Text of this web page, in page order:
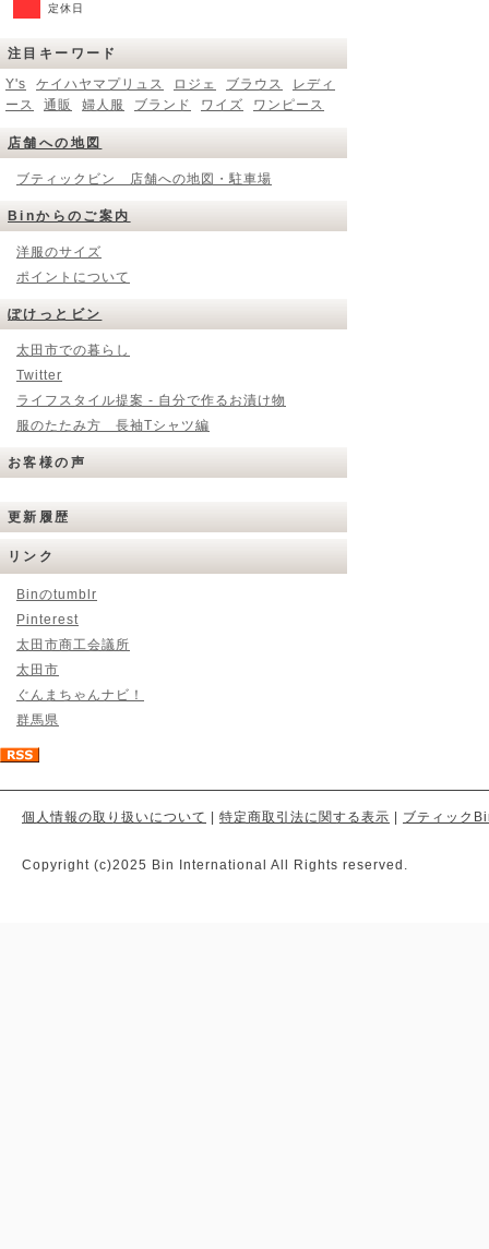
定休日
注目キーワード
Y's
ケイハヤマプリュス ロジェ ブラウス
レディ
ース
通販 婦人服 ブランド ワイズ ワンピース
店舗への地図
ブティックビン 店舗への地図・駐車場
Binからのご案内
洋服のサイズ
ポイントについて
ぽけっとビン
太田市での暮らし
Twitter
ライフスタイル提案 - 自分で作るお漬け物
服のたたみ方 長袖Tシャツ編
お客様の声
更新履歴
リンク
Binのtumblr
Pinterest
太田市商工会議所
太田市
ぐんまちゃんナビ！
群馬県
個人情報の取り扱いについて 特定商取引法に関する表示 ブティック
Copyright (c)2025 Bin International All Rights reserved.